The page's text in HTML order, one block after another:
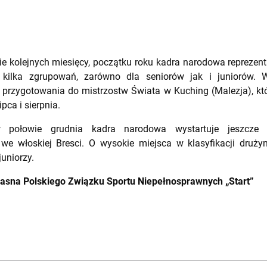
kolejnych miesięcy, początku roku kadra narodowa
kilka zgrupowań, zarówno dla seniorów jak i juniorów.
do mistrzostw Świata w Kuching (Malezja),
i sierpnia.
połowie grudnia kadra narodowa wystartuje jeszcze
włoskiej Bresci. O wysokie miejsca w klasyfikacji
Polskiego Związku Sportu Niepełnosprawnych „Start”